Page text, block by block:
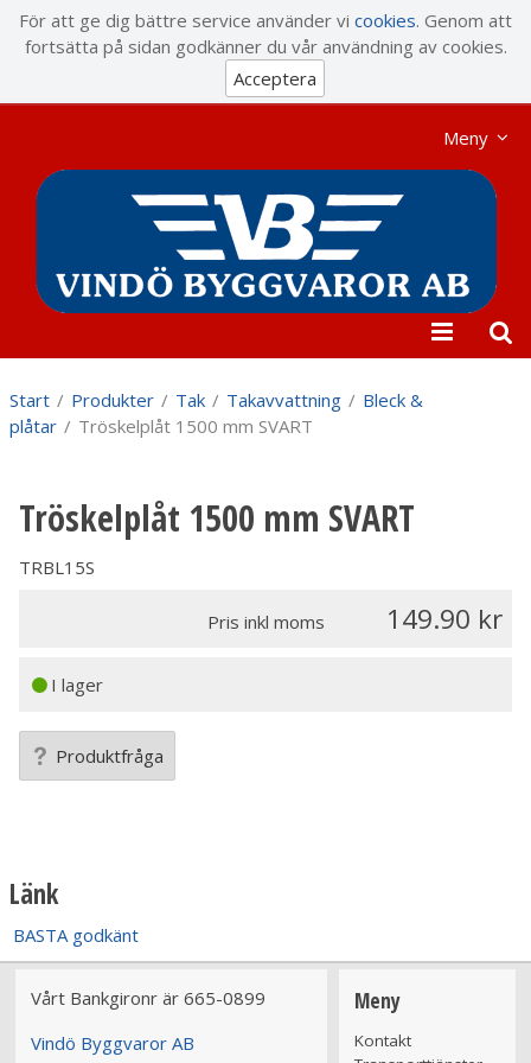
För att ge dig bättre service använder vi cookies. Genom att
fortsätta på sidan godkänner du vår användning av cookies.
Acceptera
Meny
Start / Produkter / Tak / Takavvattning / Bleck &
plåtar / Tröskelplåt 1500 mm SVART
Tröskelplåt 1500 mm SVART
TRBL15S
Pris inkl moms 149.90
I lager
Produktfråga
Länk
BASTA godkänt
Vårt Bankgironr är 665-0899
Vindö Byggvaror AB
Meny
Kontakt
Visa varukorgen Till kassan